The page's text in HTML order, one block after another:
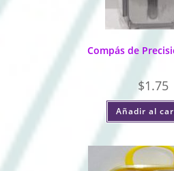
Compás de
$1.75
Añadir al